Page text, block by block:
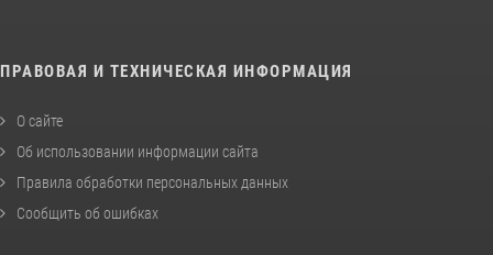
ПРАВОВАЯ И ТЕХНИЧЕСКАЯ ИНФОРМАЦИЯ
О сайте
Об использовании информации сайта
Правила обработки персональных данных
Сообщить об ошибках